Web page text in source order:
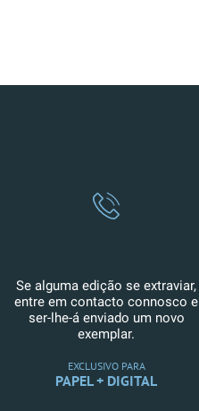
Se alguma edição se extraviar,
entre em contacto connosco e
ser-lhe-á enviado um novo
exemplar.
EXCLUSIVO PARA
PAPEL + DIGITAL